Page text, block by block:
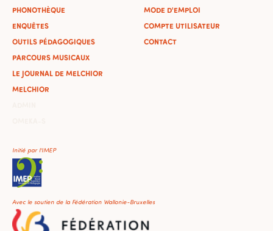
PHONOTHÈQUE
ENQUÊTES
OUTILS PÉDAGOGIQUES
PARCOURS MUSICAUX
LE JOURNAL DE MELCHIOR
MELCHIOR
MODE D'EMPLOI
COMPTE UTILISATEUR
CONTACT
Initié par l'IMEP
Avec le soutien de la Fédération Wallonie-Bruxelles